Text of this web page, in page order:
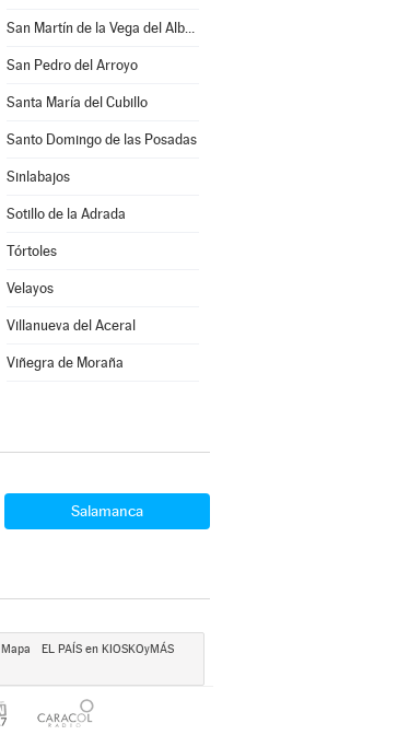
San Martín de la Vega del Alberche
San Pedro del Arroyo
Santa María del Cubillo
Santo Domingo de las Posadas
Sinlabajos
Sotillo de la Adrada
Tórtoles
Velayos
Villanueva del Aceral
Viñegra de Moraña
Salamanca
Mapa
EL PAÍS en KIOSKOyMÁS